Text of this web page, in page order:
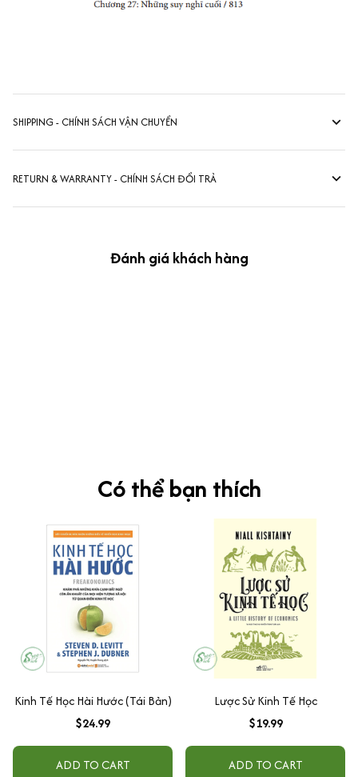
SHIPPING - CHÍNH SÁCH VẬN CHUYỂN
RETURN & WARRANTY - CHÍNH SÁCH ĐỔI TRẢ
Đánh giá khách hàng
Có thể bạn thích
Kinh Tế Học Hài Hước (Tái Bản)
$24.99
ADD TO CART
Lược Sử Kinh Tế Học
$19.99
ADD TO CART